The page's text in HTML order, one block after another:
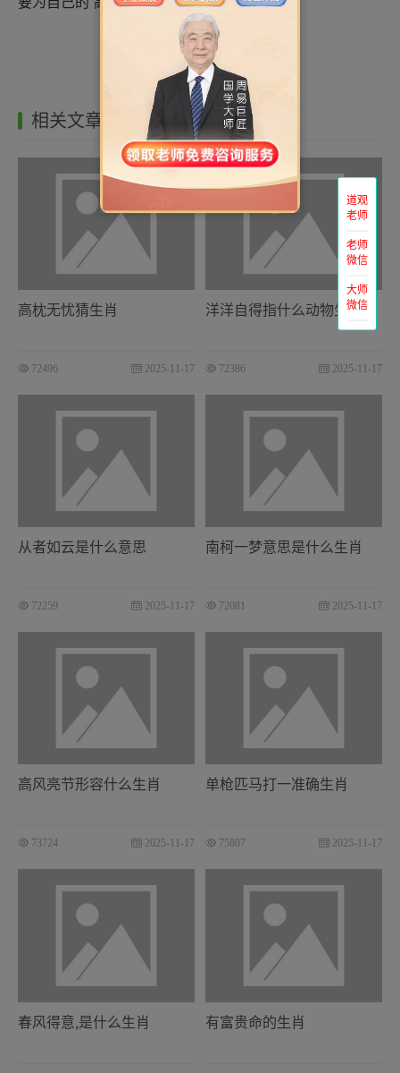
相关文章
高枕无忧猜生肖
72496 2025-11-17
洋洋自得指什么动物生肖
72386 2025-11-17
从者如云是什么意思
72259 2025-11-17
南柯一梦意思是什么生肖
72081 2025-11-17
高风亮节形容什么生肖
73724 2025-11-17
单枪匹马打一准确生肖
75807 2025-11-17
春风得意,是什么生肖 有富贵命的生肖
道观
老师
老师
微信
大师
微信